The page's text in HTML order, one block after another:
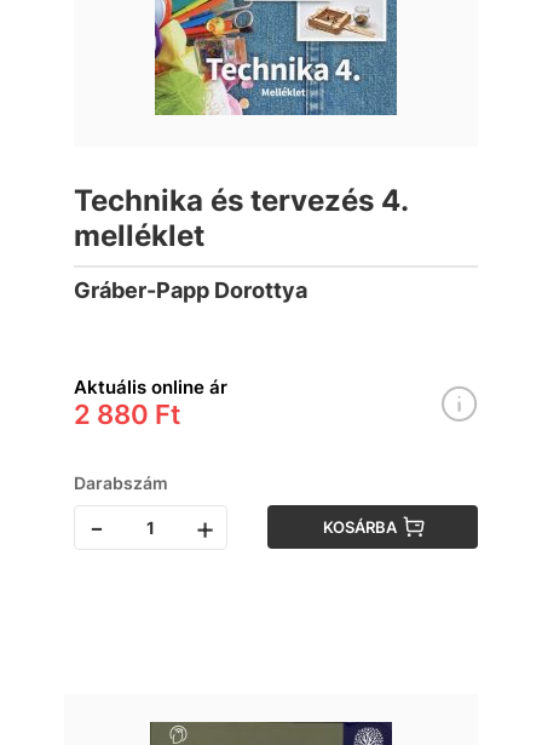
Technika és tervezés 4.
melléklet
Gráber-Papp Dorottya
Aktuális online ár
2 880 Ft
Darabszám
- + KOSÁRBA